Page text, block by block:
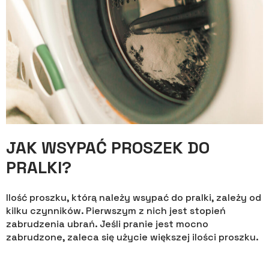
JAK WSYPAĆ PROSZEK DO
PRALKI?
Ilość proszku, którą należy wsypać do pralki, zależy od
kilku czynników. Pierwszym z nich jest stopień
zabrudzenia ubrań. Jeśli pranie jest mocno
zabrudzone, zaleca się użycie większej ilości proszku.